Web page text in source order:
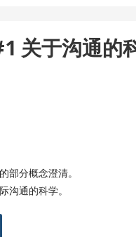
关于沟通的
部分概念澄清。
沟通的科学。